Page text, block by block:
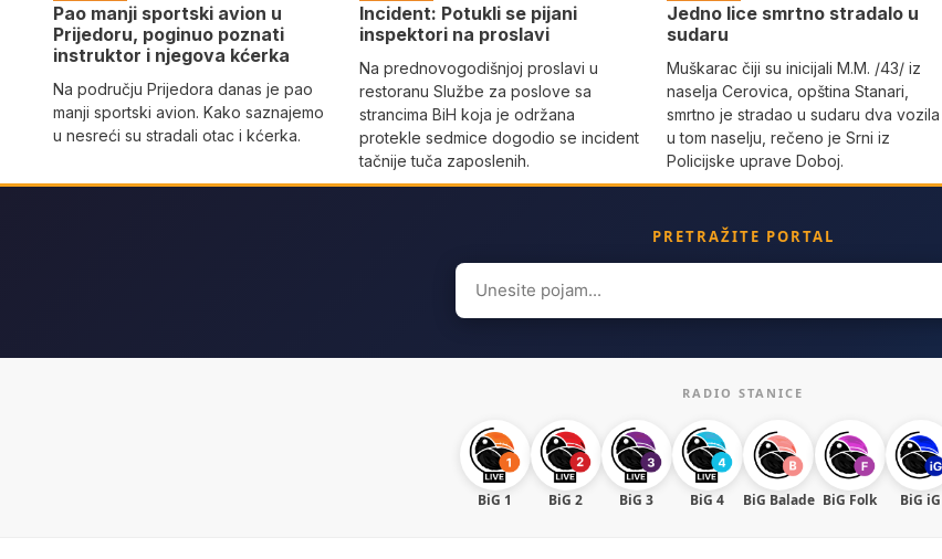
Pao manji sportski avion u
Prijedoru, poginuo poznati
instruktor i njegova kćerka
Na području Prijedora danas je pao
manji sportski avion. Kako saznajemo
u nesreći su stradali otac i kćerka.
Incident: Potukli se pijani
inspektori na proslavi
Na prednovogodišnjoj proslavi u
restoranu Službe za poslove sa
strancima BiH koja je održana
protekle sedmice dogodio se incident
tačnije tuča zaposlenih.
Јedno lice smrtno stradalo u
sudaru
Muškarac čiji su inicijali M.M. /43/ iz
naselja Cerovica, opština Stanari,
smrtno je stradao u sudaru dva vozila
u tom naselju, rečeno je Srni iz
Policijske uprave Doboj.
PRETRAŽITE PORTAL
Search
for:
RADIO STANICE
BiG 1 BiG 2 BiG 3 BiG 4 BiG Balade BiG Folk BiG iG